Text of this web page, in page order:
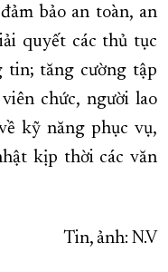
bảo an toàn, an
quyết các thủ tục
tăng cường tập
chức, người lao
kỹ năng phục vụ,
kịp thời các văn
Tin, ảnh: N.V